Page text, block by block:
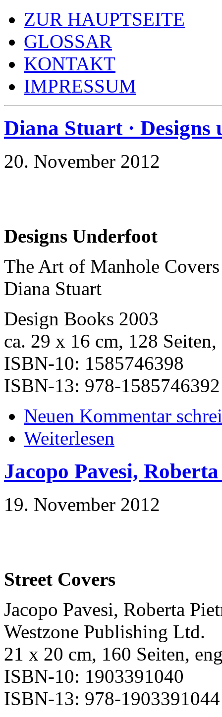
ZUR HAUPTSEITE
GLOSSAR
KONTAKT
IMPRESSUM
Diana Stuart · Designs
20. November 2012
Designs Underfoot
The Art of Manhole
Diana Stuart
Design Books 2003
ca. 29 x 16 cm, 128
ISBN-10: 1585746398
ISBN-13: 978-1585746392
Neuen Kommentar
Weiterlesen
Jacopo Pavesi,
19. November 2012
Street Covers
Jacopo Pavesi, Roberta
Westzone Publishing Ltd.
21 x 20 cm, 160 Seiten,
ISBN-10: 1903391040
ISBN-13: 978-1903391044